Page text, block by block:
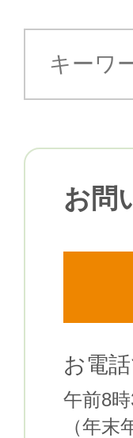
お問
お電
午前8
（年末